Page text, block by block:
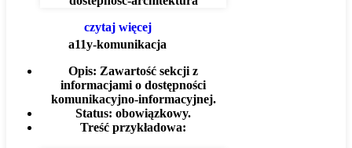
czytaj więcej
a11y-komunikacja
Opis: Zawartość sekcji z
informacjami o dostępności
komunikacyjno-informacyjnej.
Status: obowiązkowy.
Treść przykładowa: